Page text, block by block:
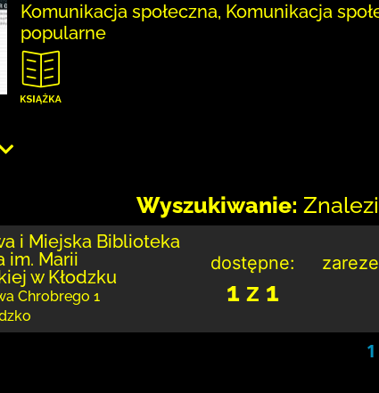
Komunikacja społeczna, Komunikacja
popularne
Wyszukiwanie:
i Miejska Biblioteka
im. Marii
w Kłodzku
Chrobrego 1
dostępne:
1 z 1
1